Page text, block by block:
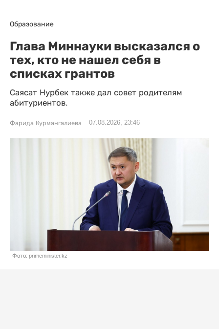
Образование
Глава Миннауки высказался о
тех, кто не нашел себя в
списках грантов
Саясат Нурбек также дал совет родителям
абитуриентов.
Фарида Курмангалиева 07.08.2026, 23:46
Фото: primeminister.kz